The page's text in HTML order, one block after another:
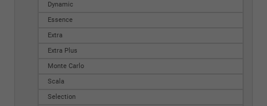
Dynamic
Essence
Extra
Extra Plus
Monte Carlo
Scala
Selection